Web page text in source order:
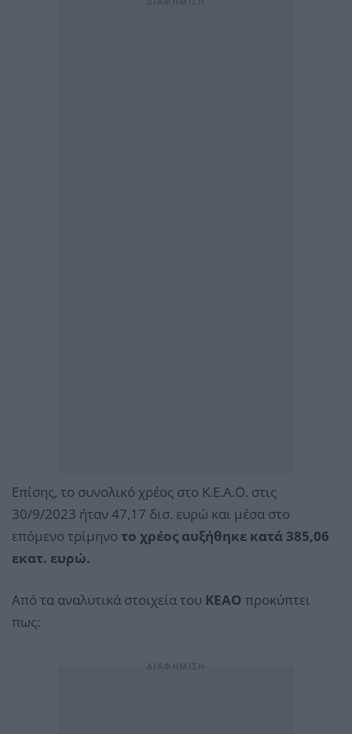
Επίσης, το συνολικό χρέος στο Κ.Ε.Α.Ο. στις
30/9/2023 ήταν 47,17 δισ. ευρώ και μέσα στο
επόμενο τρίμηνο το χρέος αυξήθηκε κατά 385,06
εκατ. ευρώ.
Από τα αναλυτικά στοιχεία του ΚΕΑΟ προκύπτει
πως: